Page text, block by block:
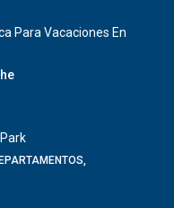
Para Vacaciones En